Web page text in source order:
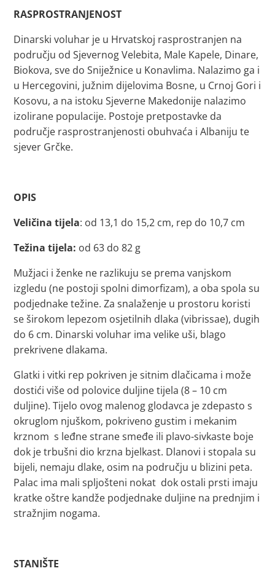
RASPROSTRANJENOST
Dinarski voluhar je u Hrvatskoj rasprostranjen na
području od Sjevernog Velebita, Male Kapele, Dinare,
Biokova, sve do Sniježnice u Konavlima. Nalazimo ga i
u Hercegovini, južnim dijelovima Bosne, u Crnoj Gori i
Kosovu, a na istoku Sjeverne Makedonije nalazimo
izolirane populacije. Postoje pretpostavke da
područje rasprostranjenosti obuhvaća i Albaniju te
sjever Grčke.
OPIS
Veličina tijela: od 13,1 do 15,2 cm, rep do 10,7 cm
Težina tijela: od 63 do 82 g
Mužjaci i ženke ne razlikuju se prema vanjskom
izgledu (ne postoji spolni dimorfizam), a oba spola su
podjednake težine. Za snalaženje u prostoru koristi
se širokom lepezom osjetilnih dlaka (vibrissae), dugih
do 6 cm. Dinarski voluhar ima velike uši, blago
prekrivene dlakama.
Glatki i vitki rep pokriven je sitnim dlačicama i može
dostići više od polovice duljine tijela (8 – 10 cm
duljine). Tijelo ovog malenog glodavca je zdepasto s
okruglom njuškom, pokriveno gustim i mekanim
krznom s leđne strane smeđe ili plavo-sivkaste boje
dok je trbušni dio krzna bjelkast. Dlanovi i stopala su
bijeli, nemaju dlake, osim na području u blizini peta.
Palac ima mali spljošteni nokat dok ostali prsti imaju
kratke oštre kandže podjednake duljine na prednjim i
stražnjim nogama.
STANIŠTE